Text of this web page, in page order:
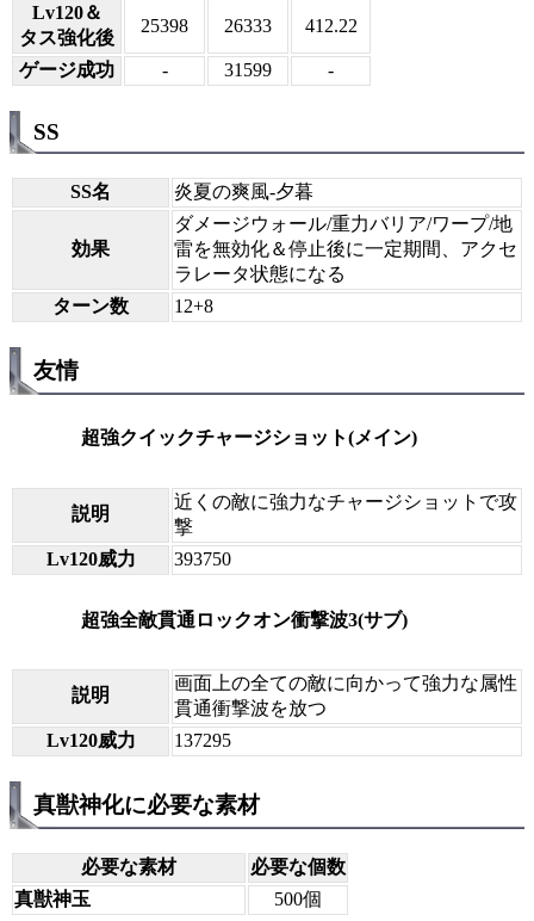
Lv120＆
タス強化後
25398 26333 412.22
ゲージ成功 - 31599 -
SS
SS名 炎夏の爽風-夕暮
効果
ダメージウォール/重力バリア/ワープ/地
雷を無効化＆停止後に一定期間、アクセ
ラレータ状態になる
ターン数
12+8
友情
超強クイックチャージショット(メイン)
説明
近くの敵に強力なチャージショットで攻
撃
Lv120威力
393750
超強全敵貫通ロックオン衝撃波3(サブ)
説明
画面上の全ての敵に向かって強力な属性
貫通衝撃波を放つ
Lv120威力
137295
真獣神化に必要な素材
必要な素材
必要な個数
真獣神玉
500個